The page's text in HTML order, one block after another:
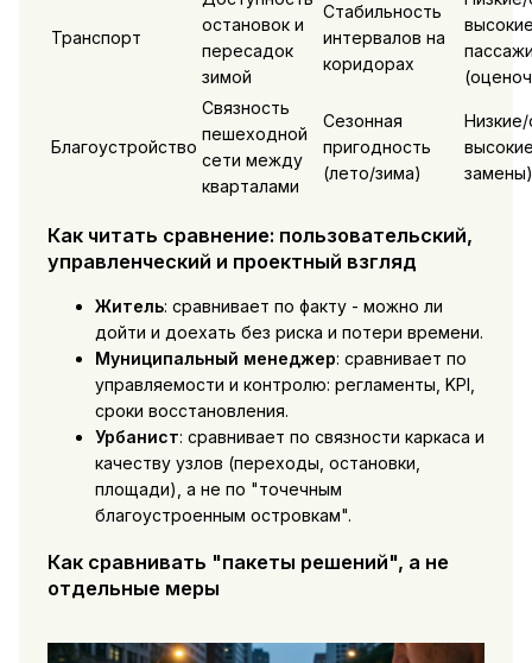
Транспорт
остановок и
пересадок
зимой
Стабильность
интервалов на
коридорах
Благоустройство
Связность
пешеходной
сети между
кварталами
Сезонная
пригодность
(лето/зима)
замены)
Как читать сравнение: пользовательский,
управленческий и проектный взгляд
Житель: сравнивает по факту - можно ли
дойти и доехать без риска и потери времени.
Муниципальный менеджер: сравнивает по
управляемости и контролю: регламенты, KPI,
сроки восстановления.
Урбанист: сравнивает по связности каркаса и
качеству узлов (переходы, остановки,
площади), а не по "точечным
благоустроенным островкам".
Как сравнивать "пакеты решений", а не
отдельные меры